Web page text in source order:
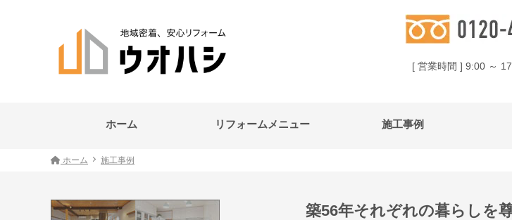
[ 営業時間 ] 9:00 ～
ホーム リフォームメニュー 施工事例
ホーム 施工事例
築56年それぞれの暮らしを